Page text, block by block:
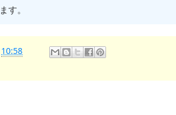
す。
10:58